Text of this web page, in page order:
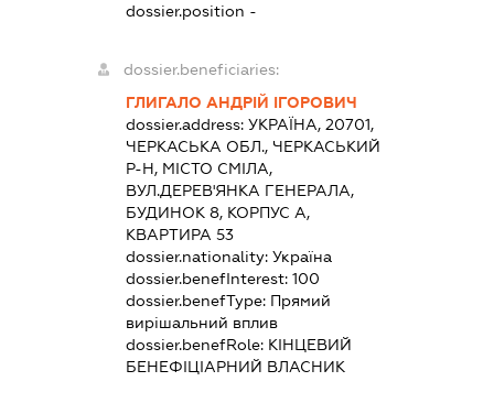
dossier.position -
dossier.beneficiaries:
ГЛИГАЛО АНДРІЙ ІГОРОВИЧ
dossier.address: УКРАЇНА, 20701,
ЧЕРКАСЬКА ОБЛ., ЧЕРКАСЬКИЙ
Р-Н, МІСТО СМІЛА,
ВУЛ.ДЕРЕВ'ЯНКА ГЕНЕРАЛА,
БУДИНОК 8, КОРПУС А,
КВАРТИРА 53
dossier.nationality: Україна
dossier.benefInterest: 100
dossier.benefType: Прямий
вирішальний вплив
dossier.benefRole: КІНЦЕВИЙ
БЕНЕФІЦІАРНИЙ ВЛАСНИК